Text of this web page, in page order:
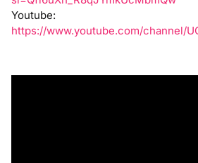
Youtube:
https://www.youtube.com/channel/